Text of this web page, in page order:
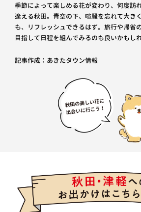
季節によって楽しめる花が変わり、何度訪
逢える秋田。青空の下、喧騒を忘れて大き
も、リフレッシュできるはず。旅行や帰省
目指して日程を組んでみるのも良いかもし
記事作成：あきたタウン情報